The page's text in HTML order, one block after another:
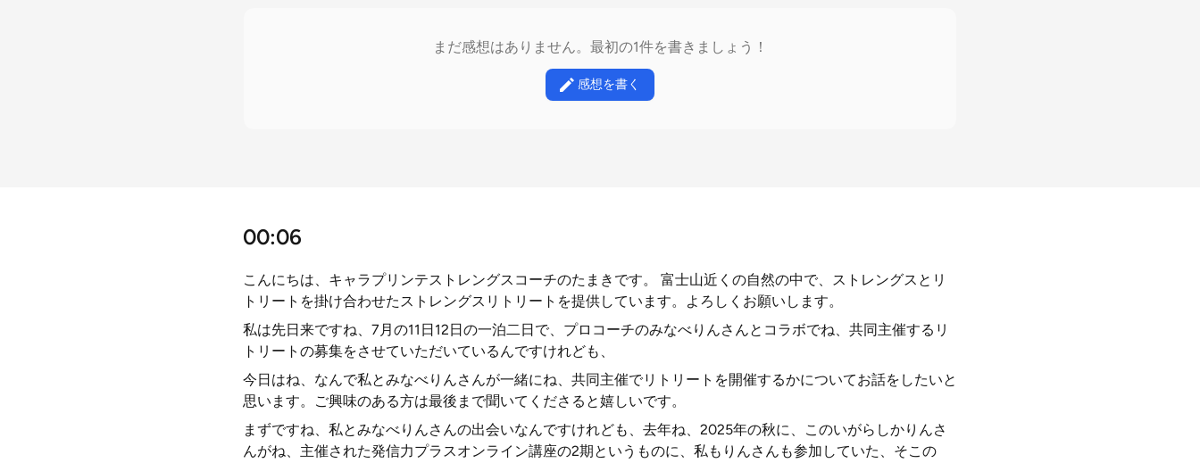
まだ感想はありません。最初の1件を書きましょう！
感想を書く
00:06
こんにちは、キャラプリンテストレングスコーチのたまきです。 富士山近くの自然の中で、ストレングスとリ
トリートを掛け合わせたストレングスリトリートを提供しています。よろしくお願いします。
私は先日来ですね、7月の11日12日の一泊二日で、プロコーチのみなべりんさんとコラボでね、共同主催するリ
トリートの募集をさせていただいているんですけれども、
今日はね、なんで私とみなべりんさんが一緒にね、共同主催でリトリートを開催するかについてお話をしたいと
思います。ご興味のある方は最後まで聞いてくださると嬉しいです。
まずですね、私とみなべりんさんの出会いなんですけれども、去年ね、2025年の秋に、このいがらしかりんさ
んがね、主催された発信力プラスオンライン講座の2期というものに、私もりんさんも参加していた、そこの